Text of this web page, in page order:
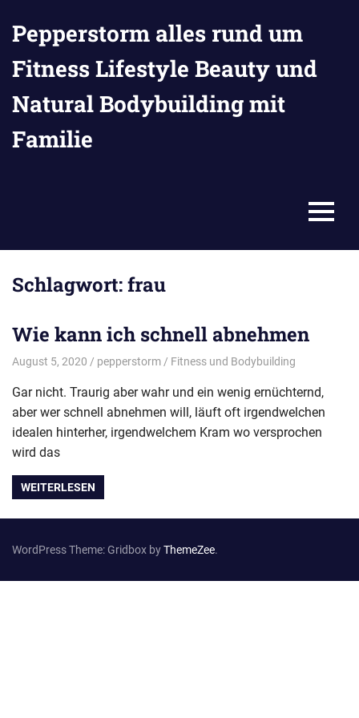
Inhalt
springen
Pepperstorm alles rund um
Fitness Lifestyle Beauty und
Natural Bodybuilding mit
Familie
MENU
Schlagwort:frau
Wie kann ich schnell abnehmen
August 5, 2020 pepperstorm Fitness und Bodybuilding
Gar nicht. Traurig aber wahr und ein wenig ernüchternd,
aber wer schnell abnehmen will, läuft oft irgendwelchen
idealen hinterher, irgendwelchem Kram wo versprochen
wird das
WEITERLESEN
WordPress Theme: Gridbox byThemeZee.